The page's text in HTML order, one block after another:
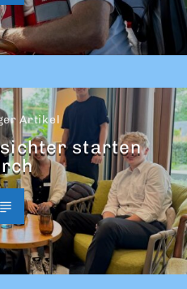
Artikel
starten